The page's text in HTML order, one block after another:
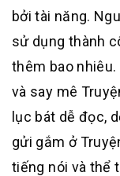
bởi tài năng.
sử dụng thành
thêm bao
và say mê
lục bát dễ đọc,
gửi gắm ở
tiếng nói và thể